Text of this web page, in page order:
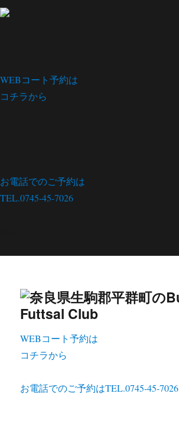
WEBコート予約は
コチラから
お電話でのご予約は
TEL.0745-45-7026
WEBコート予約は
コチラから
お電話でのご予約はTEL.0745-45-7026